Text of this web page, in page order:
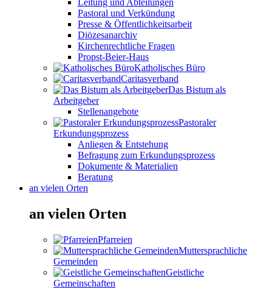
Pastoral und Verkündung
Presse & Öffentlichkeitsarbeit
Diözesanarchiv
Kirchenrechtliche Fragen
Propst-Beier-Haus
Katholisches Büro
Caritasverband
Das Bistum als
Arbeitgeber
Stellenangebote
Pastoraler
Erkundungsprozess
Anliegen & Entstehung
Befragung zum Erkundungsprozess
Dokumente & Materialien
Beratung
an vielen Orten
an vielen Orten
Pfarreien
Muttersprachliche
Gemeinden
Geistliche
Gemeinschaften